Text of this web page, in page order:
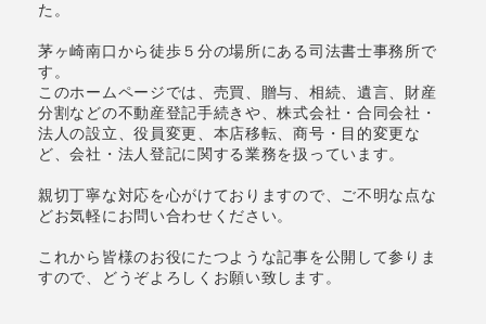
た。
茅ヶ崎南口から徒歩５分の場所にある司法書士事務所で
す。
このホームページでは、売買、贈与、相続、遺言、財産
分割などの不動産登記手続きや、株式会社・合同会社・
法人の設立、役員変更、本店移転、商号・目的変更な
ど、会社・法人登記に関する業務を扱っています。
親切丁寧な対応を心がけておりますので、ご不明な点な
どお気軽にお問い合わせください。
これから皆様のお役にたつような記事を公開して参りま
すので、どうぞよろしくお願い致します。